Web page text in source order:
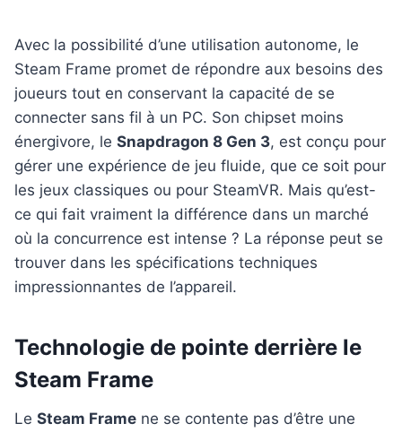
Avec la possibilité d’une utilisation autonome, le
Steam Frame promet de répondre aux besoins des
joueurs tout en conservant la capacité de se
connecter sans fil à un PC. Son chipset moins
énergivore, le Snapdragon 8 Gen 3, est conçu pour
gérer une expérience de jeu fluide, que ce soit pour
les jeux classiques ou pour SteamVR. Mais qu’est-
ce qui fait vraiment la différence dans un marché
où la concurrence est intense ? La réponse peut se
trouver dans les spécifications techniques
impressionnantes de l’appareil.
Technologie de pointe derrière le
Steam Frame
Le Steam Frame ne se contente pas d’être une